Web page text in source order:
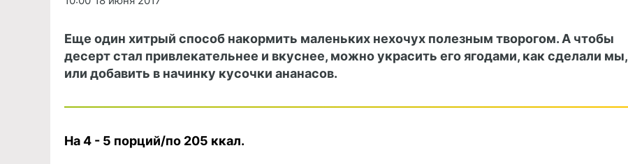
Еще один хитрый способ накормить маленьких нехочух полезным творогом. А чтобы
десерт стал привлекательнее и вкуснее, можно украсить его ягодами, как сделали мы,
или добавить в начинку кусочки ананасов.
На 4 - 5 порций/по 205 ккал.